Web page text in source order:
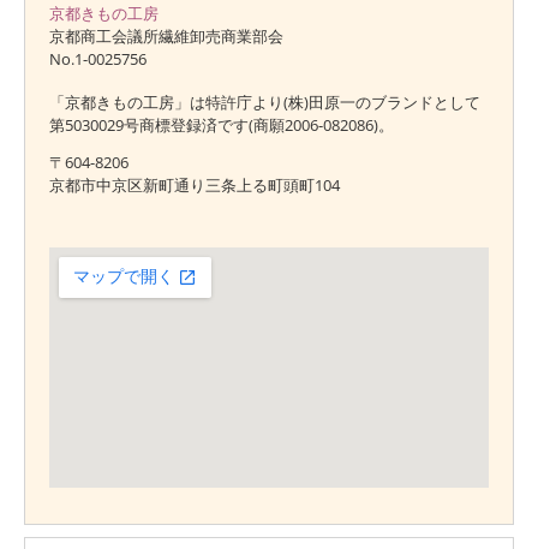
京都きもの工房
京都商工会議所繊維卸売商業部会
No.1-0025756
「京都きもの工房」は特許庁より(株)田原一のブランドとして
第5030029号商標登録済です(商願2006-082086)。
〒604-8206
京都市中京区新町通り三条上る町頭町104